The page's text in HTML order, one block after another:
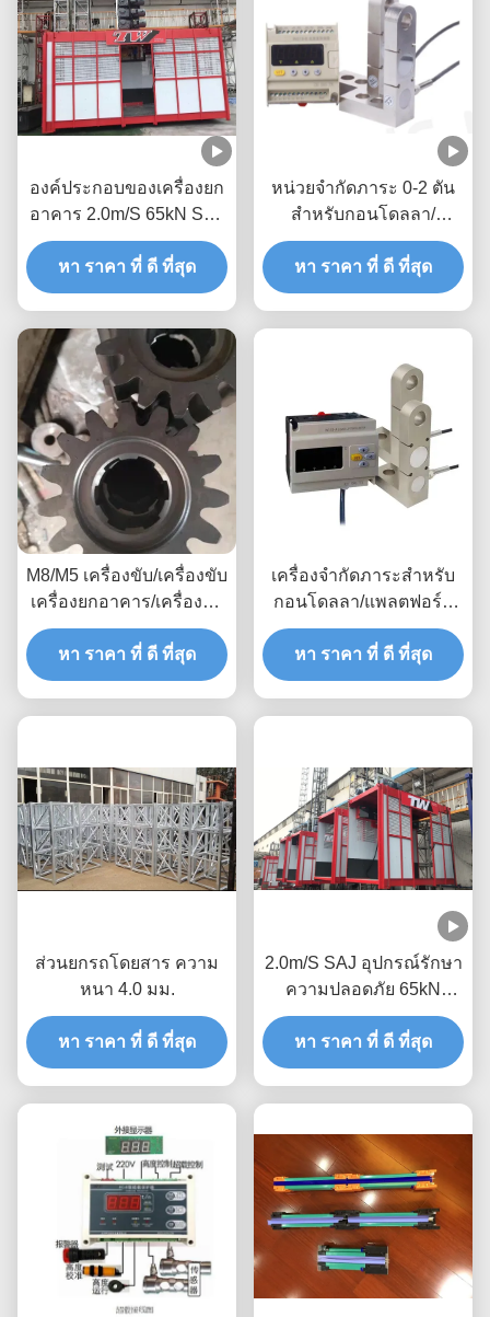
องค์ประกอบของเครื่องยก
อาคาร 2.0m/S 65kN SAJ
เครื่องรักษาความปลอดภัย
พร้อมเครื่องสวิทช์ไมโคร
หา ราคา ที่ ดี ที่สุด
หน่วยจํากัดภาระ 0-2 ตัน
สําหรับกอนโดลลา/
แพลตฟอร์มแขวนพร้อมจอ
4 หลักเพื่อรับรองการใช้
งานที่ปลอดภัย
หา ราคา ที่ ดี ที่สุด
M8/M5 เครื่องขับ/เครื่องขับ
เครื่องยกอาคาร/เครื่องยก
อาคาร
หา ราคา ที่ ดี ที่สุด
เครื่องจํากัดภาระสําหรับ
กอนโดลลา/แพลตฟอร์ม
แขวนที่มีสัญญาณเตือน
การอ้วนภาระ เพื่อรับประ
กันการทํางานอย่าง
หา ราคา ที่ ดี ที่สุด
ส่วนยกรถโดยสาร ความ
หนา 4.0 มม.
หา ราคา ที่ ดี ที่สุด
2.0m/S SAJ อุปกรณ์รักษา
ความปลอดภัย 65kN
เครื่องยกอะไหล่ CCC
อนุมัติ
หา ราคา ที่ ดี ที่สุด